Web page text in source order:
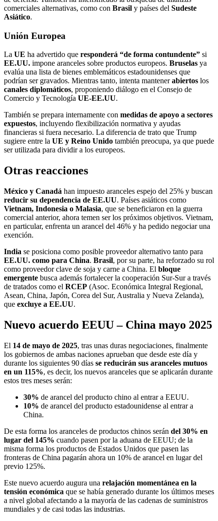
comerciales alternativas, como con Brasil y países del Sudeste
Asiático.
Unión Europea
La UE ha advertido que responderá “de forma contundente” si
EE.UU. impone aranceles sobre productos europeos. Bruselas ya
evalúa una lista de bienes emblemáticos estadounidenses que
podrían ser gravados. Mientras tanto, intenta mantenerabiertos los
canales diplomáticos, proponiendo diálogo en el Consejo de
Comercio y Tecnología UE-EE.UU.
También se prepara internamente con medidas de apoyo a sectores
expuestos, incluyendo flexibilización normativa y ayudas
financieras si fuera necesario. La diferencia de trato que Trump
sugiere entre la UE y Reino Unido también preocupa, ya que puede
ser utilizada para dividir a los europeos.
Otras reacciones
México y Canadá han impuesto aranceles espejo del 25% y buscan
reducir su dependencia de EE.UU. Países asiáticos como
Vietnam, Indonesia o Malasia, que se beneficiaron en la guerra
comercial anterior, ahora temen ser los próximos objetivos. Vietnam,
en particular, enfrenta un arancel del 46% y ha pedido negociar una
exención.
India se posiciona como posible proveedor alternativo tanto para
EE.UU. como para China. Brasil, por su parte, ha reforzado su rol
como proveedor clave de soja y carne a China. El bloque
emergente busca además fortalecer la cooperación Sur-Sur a través
de tratados como el RCEP (Asoc. Económica Integral Regional,
Asean, China, Japón, Corea del Sur, Australia y Nueva Zelanda),
que excluye a EE.UU.
Nuevo acuerdo EEUU – China mayo 2025
El 14 de mayo de 2025, tras unas duras negociaciones, finalmente
los gobiernos de ambas naciones aprueban que desde este día y
durante los siguientes 90 días se reducirán sus aranceles mutuos
en un 115%, es decir, los nuevos aranceles que se aplicarán durante
estos tres meses serán:
30% de arancel del producto chino al entrar a EEUU.
10% de arancel del producto estadounidense al entrar a
China.
De esta forma los aranceles de productos chinos serán del 30% en
lugar del 145% cuando pasen por la aduana de EEUU; de la
misma forma los productos de Estados Unidos que pasen las
fronteras de China pagarán ahora un 10% de arancel en lugar del
previo 125%.
Este nuevo acuerdo augura una relajación momentánea en la
tensión económica que se había generado durante los últimos meses
a nivel global afectando a la mayoría de las cadenas de suministros
mundiales y de casi todas las industrias.